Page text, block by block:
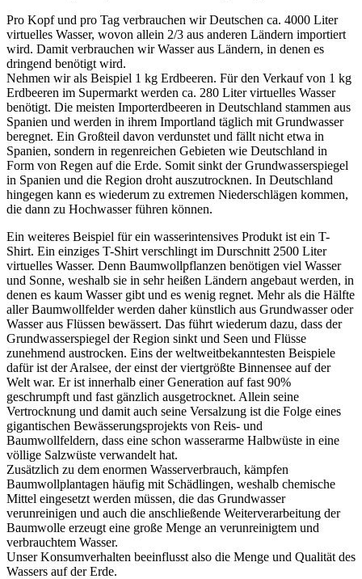
Pro Kopf und pro Tag verbrauchen wir Deutschen ca. 4000 Liter
virtuelles Wasser, wovon allein 2/3 aus anderen Ländern importiert
wird. Damit verbrauchen wir Wasser aus Ländern, in denen es
dringend benötigt wird.
Nehmen wir als Beispiel 1 kg Erdbeeren. Für den Verkauf von 1 kg
Erdbeeren im Supermarkt werden ca. 280 Liter virtuelles Wasser
benötigt. Die meisten Importerdbeeren in Deutschland stammen aus
Spanien und werden in ihrem Importland täglich mit Grundwasser
beregnet. Ein Großteil davon verdunstet und fällt nicht etwa in
Spanien, sondern in regenreichen Gebieten wie Deutschland in
Form von Regen auf die Erde. Somit sinkt der Grundwasserspiegel
in Spanien und die Region droht auszutrocknen. In Deutschland
hingegen kann es wiederum zu extremen Niederschlägen kommen,
die dann zu Hochwasser führen können.
Ein weiteres Beispiel für ein wasserintensives Produkt ist ein T-
Shirt. Ein einziges T-Shirt verschlingt im Durschnitt 2500 Liter
virtuelles Wasser. Denn Baumwollpflanzen benötigen viel Wasser
und Sonne, weshalb sie in sehr heißen Ländern angebaut werden, in
denen es kaum Wasser gibt und es wenig regnet. Mehr als die Hälfte
aller Baumwollfelder werden daher künstlich aus Grundwasser oder
Wasser aus Flüssen bewässert. Das führt wiederum dazu, dass der
Grundwasserspiegel der Region sinkt und Seen und Flüsse
zunehmend austrocken. Eins der weltweitbekanntesten Beispiele
dafür ist der Aralsee, der einst der viertgrößte Binnensee auf der
Welt war. Er ist innerhalb einer Generation auf fast 90%
geschrumpft und fast gänzlich ausgetrocknet. Allein seine
Vertrocknung und damit auch seine Versalzung ist die Folge eines
gigantischen Bewässerungsprojekts von Reis- und
Baumwollfeldern, dass eine schon wasserarme Halbwüste in eine
völlige Salzwüste verwandelt hat.
Zusätzlich zu dem enormen Wasserverbrauch, kämpfen
Baumwollplantagen häufig mit Schädlingen, weshalb chemische
Mittel eingesetzt werden müssen, die das Grundwasser
verunreinigen und auch die anschließende Weiterverarbeitung der
Baumwolle erzeugt eine große Menge an verunreinigtem und
verbrauchtem Wasser.
Unser Konsumverhalten beeinflusst also die Menge und Qualität des
Wassers auf der Erde.